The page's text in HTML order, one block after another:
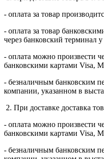
- оплата за товар
- оплата за товар
через банковский терминал
- оплата можно произвести
банковскими картами Visa,
- безналичным банковским
компании, указанном в
2. При доставке доставка
- оплата можно произвести
банковскими картами Visa,
- безналичным банковским